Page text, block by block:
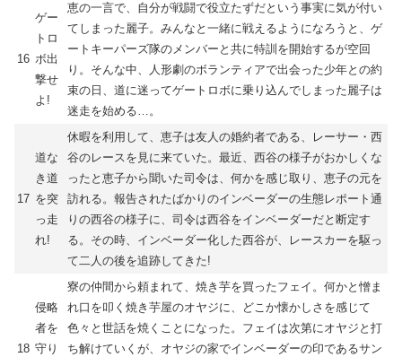
16
ゲー
トロ
ボ出
撃せ
よ!
恵の一言で、自分が戦闘で役立たずだという事実に気が付い
てしまった麗子。みんなと一緒に戦えるようになろうと、ゲ
ートキーパーズ隊のメンバーと共に特訓を開始するが空回
り。そんな中、人形劇のボランティアで出会った少年との約
束の日、道に迷ってゲートロボに乗り込んでしまった麗子は
迷走を始める…。
17
道な
き道
を突
っ走
れ!
休暇を利用して、恵子は友人の婚約者である、レーサー・西
谷のレースを見に来ていた。最近、西谷の様子がおかしくな
ったと恵子から聞いた司令は、何かを感じ取り、恵子の元を
訪れる。報告されたばかりのインベーダーの生態レポート通
りの西谷の様子に、司令は西谷をインベーダーだと断定す
る。その時、インベーダー化した西谷が、レースカーを駆っ
て二人の後を追跡してきた!
18
侵略
者を
守り
寮の仲間から頼まれて、焼き芋を買ったフェイ。何かと憎ま
れ口を叩く焼き芋屋のオヤジに、どこか懐かしさを感じて
色々と世話を焼くことになった。フェイは次第にオヤジと打
ち解けていくが、オヤジの家でインベーダーの印であるサン